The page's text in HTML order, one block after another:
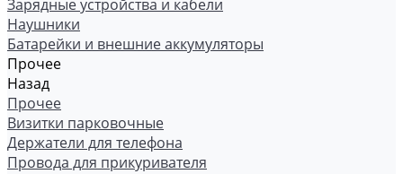
Зарядные устройства и кабели
Наушники
Батарейки и внешние аккумуляторы
Прочее
Назад
Прочее
Визитки парковочные
Держатели для телефона
Провода для прикуривателя